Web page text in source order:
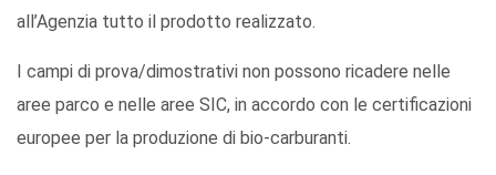
all’Agenzia tutto il prodotto realizzato.
I campi di prova/dimostrativi non possono ricadere nelle
aree parco e nelle aree SIC, in accordo con le certificazioni
europee per la produzione di bio-carburanti.